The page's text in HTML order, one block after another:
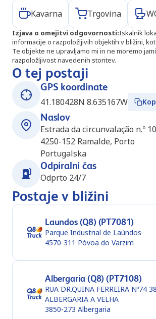
Kavarna Trgovina
Izjava o omejitvi odgovornosti:Iskalnik
informacije o razpoložljivih objektih v bližini,
Te objekte ne upravljamo mi in ne moremo
razpoložljivost navedenih storitev.
O tej postaji
GPS koordinate
41.180428N 8.635167W
Naslov
Estrada da circunvalação n.º
4250-152 Ramalde, Porto
Portugalska
Odpiralni čas
Odprto 24/7
Postaje v bližini
Laundos (Q8) (PT7081)
Parque Industrial de Laúndos
4570-311 Póvoa do Varzim
Albergaria (Q8) (PT7108)
RUA DR.QUINA FERREIRA Nº74
ALBERGARIA A VELHA
3850-273 Albergaria